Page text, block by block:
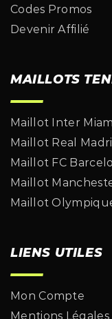
Codes Promos
Devenir Affilié
MAILLOTS
Maillot Inter
Maillot Real
Maillot FC
Maillot
Maillot
LIENS UTILES
Mon Compte
Mentions Légales